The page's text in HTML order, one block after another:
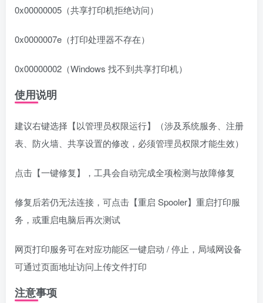
0x00000005（共享打印机拒绝访问）
0x0000007e（打印处理器不存在）
0x00000002（Windows 找不到共享打印机）
使用说明
建议右键选择【以管理员权限运行】（涉及系统服务、注册
表、防火墙、共享设置的修改，必须管理员权限才能生效）
点击【一键修复】，工具会自动完成全项检测与故障修复
修复后若仍无法连接，可点击【重启 Spooler】重启打印服
务，或重启电脑后再次测试
网页打印服务可在对应功能区一键启动 / 停止，局域网设备
可通过页面地址访问上传文件打印
注意事项